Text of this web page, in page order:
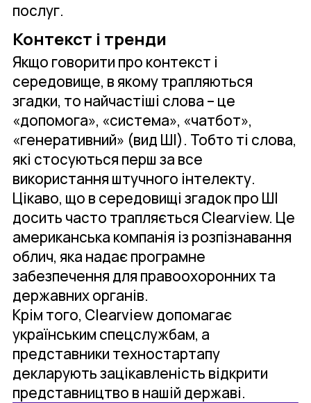
послуг.
Контекст і тренди
Якщо говорити про контекст і
середовище, в якому трапляються
згадки, то найчастіші слова – це
«допомога», «система», «чатбот»,
«генеративний» (вид ШІ). Тобто ті слова,
які стосуються перш за все
використання штучного інтелекту.
Цікаво, що в середовищі згадок про ШІ
досить часто трапляється Clearview. Це
американська компанія із розпізнавання
облич, яка надає програмне
забезпечення для правоохоронних та
державних органів.
Крім того, Clearview допомагає
українським спецслужбам, а
представники техностартапу
декларують зацікавленість відкрити
представництво в нашій державі.